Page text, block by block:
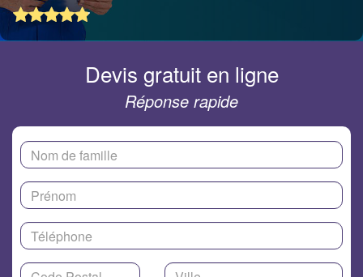
Devis gratuit en ligne
Réponse rapide